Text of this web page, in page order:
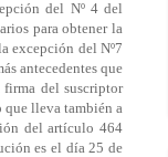
del Nº 4 del
para obtener la
excepción del Nº7
antecedentes que
del suscriptor
lleva también a
del artículo 464
es el día 25 de